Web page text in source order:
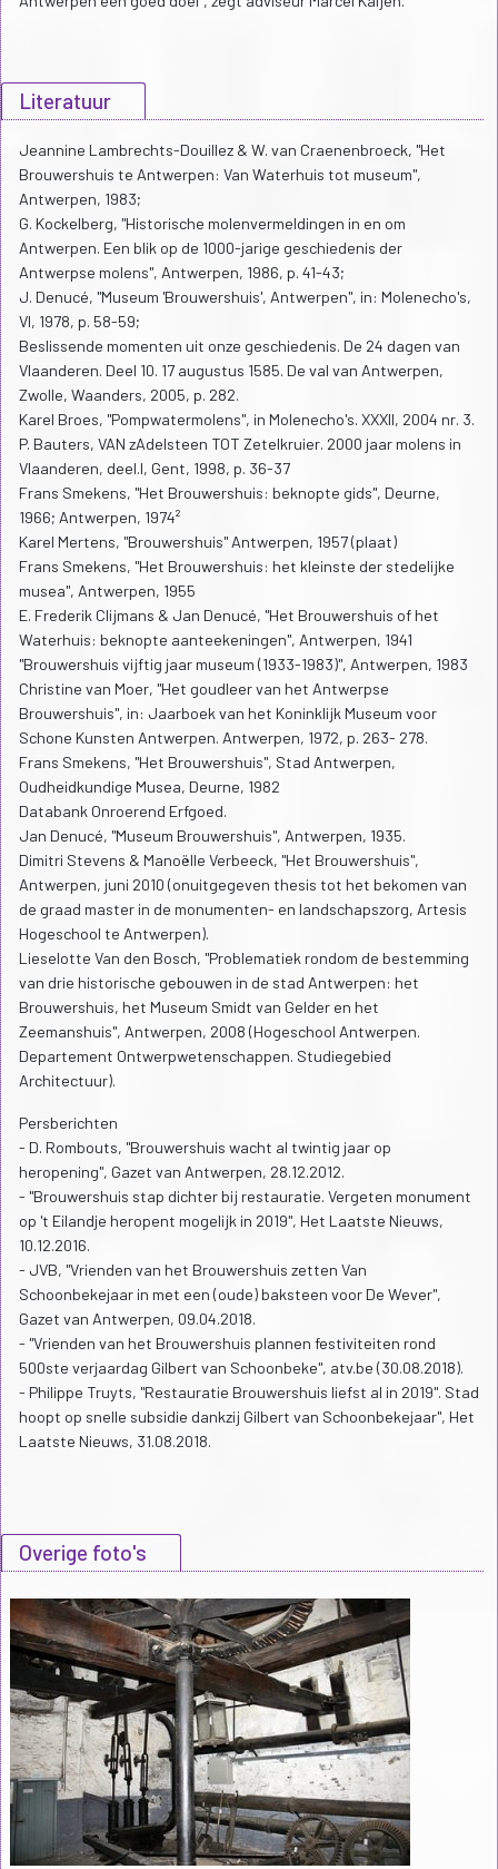
Literatuur
Jeannine Lambrechts-Douillez & W. van Craenenbroeck, "Het
Brouwershuis te Antwerpen: Van Waterhuis tot museum",
Antwerpen, 1983;
G. Kockelberg, "Historische molenvermeldingen in en om
Antwerpen. Een blik op de 1000-jarige geschiedenis der
Antwerpse molens", Antwerpen, 1986, p. 41-43;
J. Denucé, "Museum 'Brouwershuis', Antwerpen", in: Molenecho's,
VI, 1978, p. 58-59;
Beslissende momenten uit onze geschiedenis. De 24 dagen van
Vlaanderen. Deel 10. 17 augustus 1585. De val van Antwerpen,
Zwolle, Waanders, 2005, p. 282.
Karel Broes, "Pompwatermolens", in Molenecho's. XXXII, 2004 nr. 3.
P. Bauters, VAN zAdelsteen TOT Zetelkruier. 2000 jaar molens in
Vlaanderen, deel.I, Gent, 1998, p. 36-37
Frans Smekens, "Het Brouwershuis: beknopte gids", Deurne,
1966; Antwerpen, 1974²
Karel Mertens, "Brouwershuis" Antwerpen, 1957 (plaat)
Frans Smekens, "Het Brouwershuis: het kleinste der stedelijke
musea", Antwerpen, 1955
E. Frederik Clijmans & Jan Denucé, "Het Brouwershuis of het
Waterhuis: beknopte aanteekeningen", Antwerpen, 1941
"Brouwershuis vijftig jaar museum (1933-1983)", Antwerpen, 1983
Christine van Moer, "Het goudleer van het Antwerpse
Brouwershuis", in: Jaarboek van het Koninklijk Museum voor
Schone Kunsten Antwerpen. Antwerpen, 1972, p. 263- 278.
Frans Smekens, "Het Brouwershuis", Stad Antwerpen,
Oudheidkundige Musea, Deurne, 1982
Databank Onroerend Erfgoed.
Jan Denucé, "Museum Brouwershuis", Antwerpen, 1935.
Dimitri Stevens & Manoëlle Verbeeck, "Het Brouwershuis",
Antwerpen, juni 2010 (onuitgegeven thesis tot het bekomen van
de graad master in de monumenten- en landschapszorg, Artesis
Hogeschool te Antwerpen).
Lieselotte Van den Bosch, "Problematiek rondom de bestemming
van drie historische gebouwen in de stad Antwerpen: het
Brouwershuis, het Museum Smidt van Gelder en het
Zeemanshuis", Antwerpen, 2008 (Hogeschool Antwerpen.
Departement Ontwerpwetenschappen. Studiegebied
Architectuur).
Persberichten
- D. Rombouts, "Brouwershuis wacht al twintig jaar op
heropening", Gazet van Antwerpen, 28.12.2012.
- "Brouwershuis stap dichter bij restauratie. Vergeten monument
op 't Eilandje heropent mogelijk in 2019", Het Laatste Nieuws,
10.12.2016.
- JVB, "Vrienden van het Brouwershuis zetten Van
Schoonbekejaar in met een (oude) baksteen voor De Wever",
Gazet van Antwerpen, 09.04.2018.
- "Vrienden van het Brouwershuis plannen festiviteiten rond
500ste verjaardag Gilbert van Schoonbeke", atv.be (30.08.2018).
- Philippe Truyts, "Restauratie Brouwershuis liefst al in 2019". Stad
hoopt op snelle subsidie dankzij Gilbert van Schoonbekejaar", Het
Laatste Nieuws, 31.08.2018.
Overige foto's